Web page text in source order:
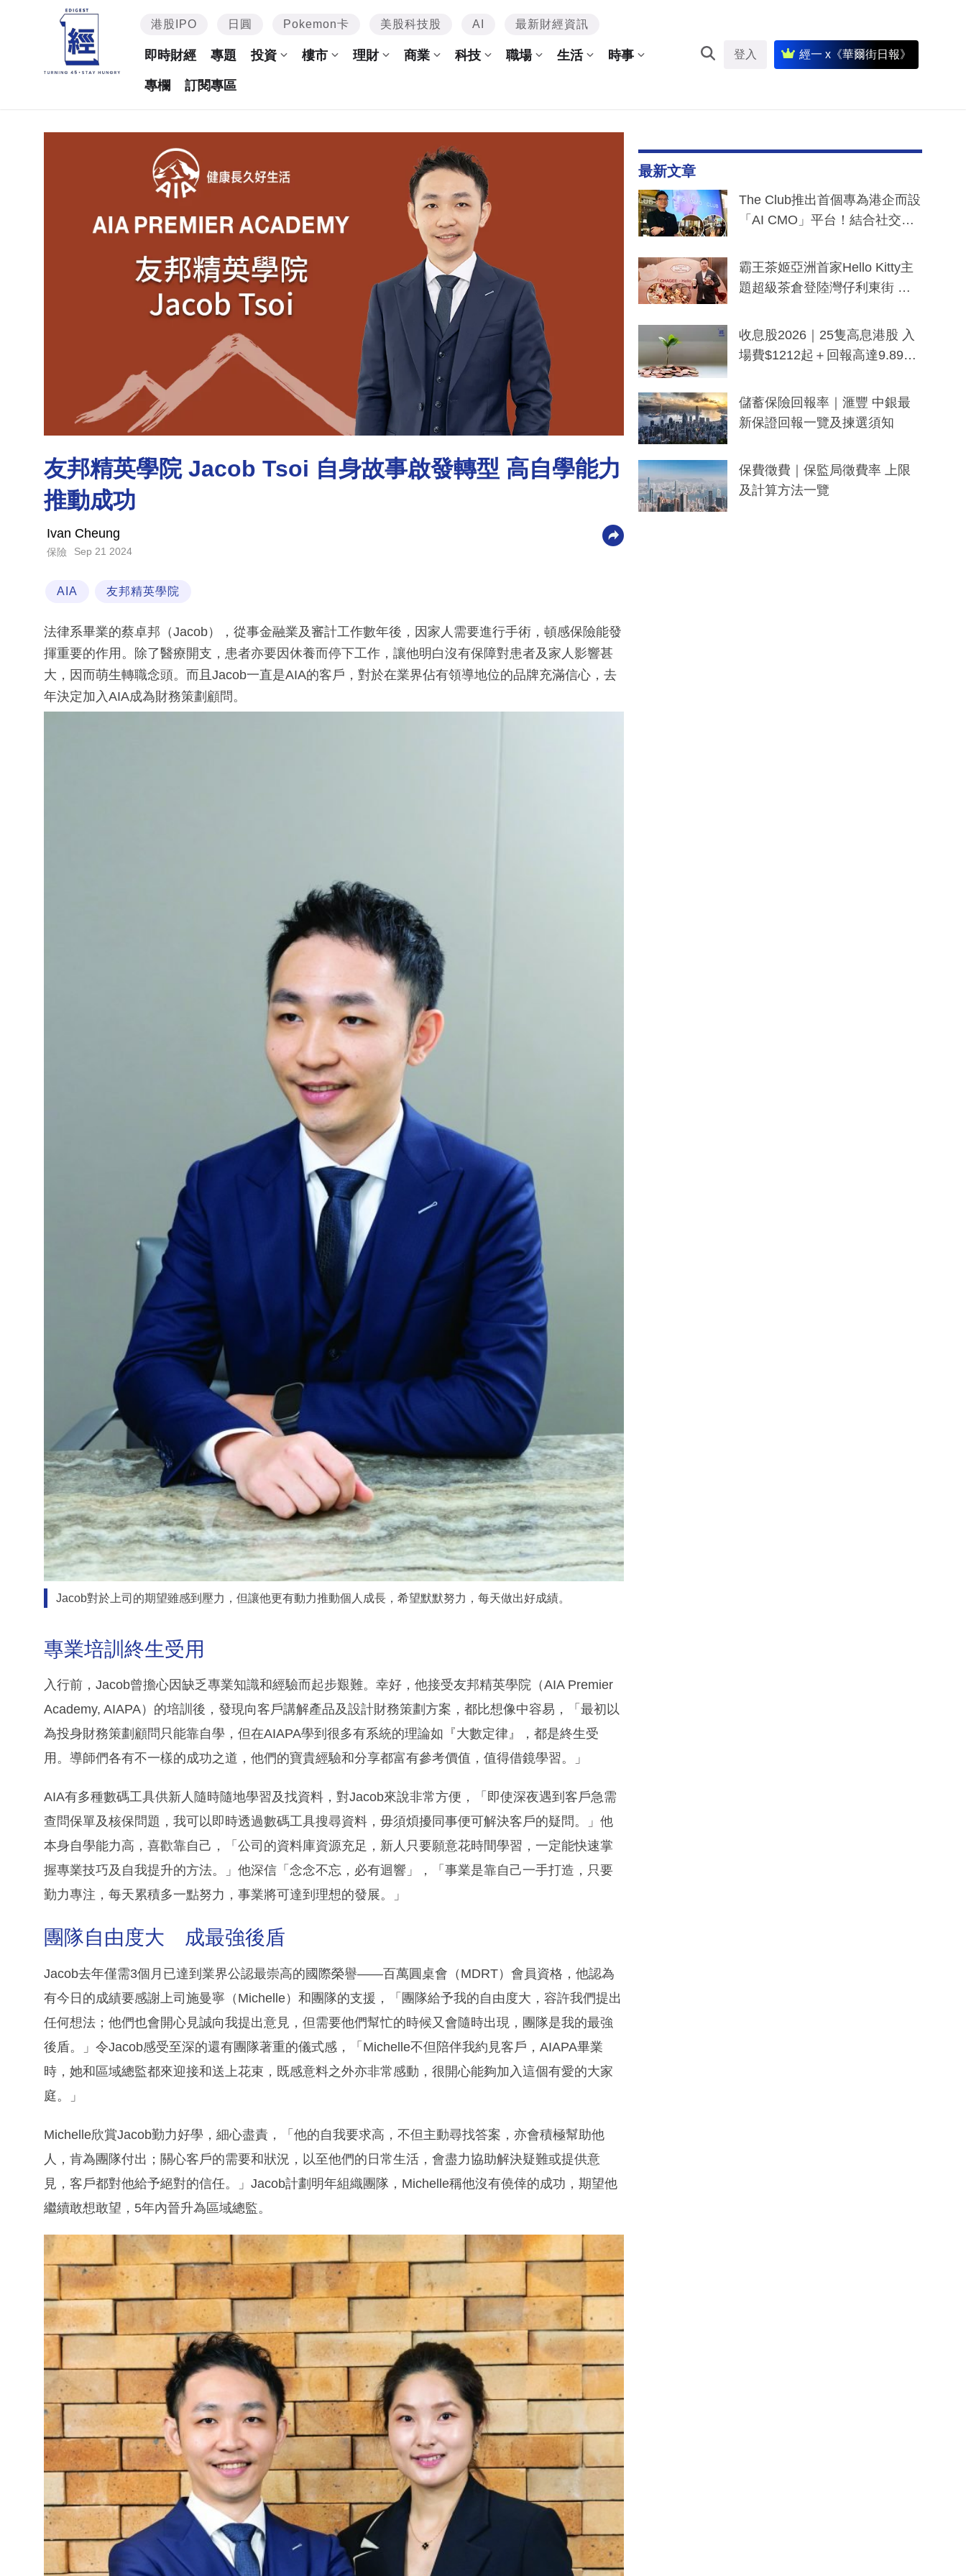
港股IPO 日圓 Pokemon卡 美股科技股 AI 最新財經資訊
即時財經 專題 投資 樓市 理財 商業 科技 職場 生活 時事
專欄 訂閱專區
登入 經一 x《華爾街日報》
友邦精英學院 Jacob Tsoi 自身故事啟發轉型 高自學能力
推動成功
Ivan Cheung
保險 Sep 21 2024
AIA 友邦精英學院
法律系畢業的蔡卓邦（Jacob），從事金融業及審計工作數年後，因家人需要進行手術，頓感保險能發
揮重要的作用。除了醫療開支，患者亦要因休養而停下工作，讓他明白沒有保障對患者及家人影響甚
大，因而萌生轉職念頭。而且Jacob一直是AIA的客戶，對於在業界佔有領導地位的品牌充滿信心，去
年決定加入AIA成為財務策劃顧問。
Jacob對於上司的期望雖感到壓力，但讓他更有動力推動個人成長，希望默默努力，每天做出好成績。
專業培訓終生受用
入行前，Jacob曾擔心因缺乏專業知識和經驗而起步艱難。幸好，他接受友邦精英學院（AIA Premier
Academy, AIAPA）的培訓後，發現向客戶講解產品及設計財務策劃方案，都比想像中容易，「最初以
為投身財務策劃顧問只能靠自學，但在AIAPA學到很多有系統的理論如『大數定律』，都是終生受
用。導師們各有不一樣的成功之道，他們的寶貴經驗和分享都富有參考價值，值得借鏡學習。」
AIA有多種數碼工具供新人隨時隨地學習及找資料，對Jacob來說非常方便，「即使深夜遇到客戶急需
查問保單及核保問題，我可以即時透過數碼工具搜尋資料，毋須煩擾同事便可解決客戶的疑問。」他
本身自學能力高，喜歡靠自己，「公司的資料庫資源充足，新人只要願意花時間學習，一定能快速掌
握專業技巧及自我提升的方法。」他深信「念念不忘，必有迴響」，「事業是靠自己一手打造，只要
勤力專注，每天累積多一點努力，事業將可達到理想的發展。」
團隊自由度大 成最強後盾
Jacob去年僅需3個月已達到業界公認最崇高的國際榮譽——百萬圓桌會（MDRT）會員資格，他認為
有今日的成績要感謝上司施曼寧（Michelle）和團隊的支援，「團隊給予我的自由度大，容許我們提出
任何想法；他們也會開心見誠向我提出意見，但需要他們幫忙的時候又會隨時出現，團隊是我的最強
後盾。」令Jacob感受至深的還有團隊著重的儀式感，「Michelle不但陪伴我約見客戶，AIAPA畢業
時，她和區域總監都來迎接和送上花束，既感意料之外亦非常感動，很開心能夠加入這個有愛的大家
庭。」
Michelle欣賞Jacob勤力好學，細心盡責，「他的自我要求高，不但主動尋找答案，亦會積極幫助他
人，肯為團隊付出；關心客戶的需要和狀況，以至他們的日常生活，會盡力協助解決疑難或提供意
見，客戶都對他給予絕對的信任。」Jacob計劃明年組織團隊，Michelle稱他沒有僥倖的成功，期望他
繼續敢想敢望，5年內晉升為區域總監。
最新文章
The Club推出首個專為港企而設
「AI CMO」平台！結合社交聆
分鐘生成「貼地」宣傳短片
霸王茶姬亞洲首家Hello Kitty主
題超級茶倉登陸灣仔利東街 推
y及香港限定特調系列
收息股2026｜25隻高息港股 入
場費$1212起＋回報高達9.89
儲蓄保險回報率｜滙豐 中銀最
新保證回報一覽及揀選須知
保費徵費｜保監局徵費率 上限
及計算方法一覽